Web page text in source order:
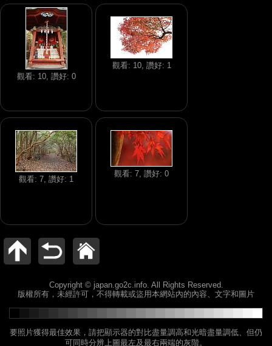
觀看: 10, 讚好: 0
觀看: 10, 讚好: 1
觀看: 7, 讚好: 1
觀看: 7, 讚好: 0
Copyright © japan.go2c.info. All Rights Reserved.
版權所有，未經許可，不得轉載或盜用本網站內的內容、文字和圖片
要照片獲得最佳效果，請把顯示器的對比盡量調高和光暗盡量調低、但仍
可同時分辨上圖最左及最右兩端的灰階。